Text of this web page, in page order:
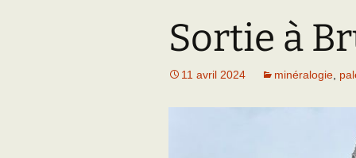
Paris
Grignon
Adhésion
Le Bassin
GRIGNON – 78
Les Travaux de
Sortie à
11 avril 2024 minéralogie